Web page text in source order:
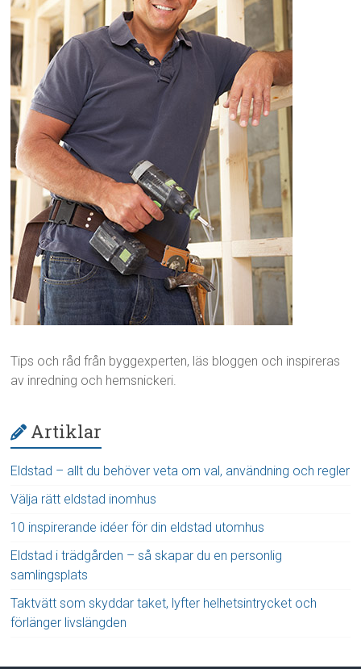
Tips och råd från byggexperten, läs bloggen och inspireras
av inredning och hemsnickeri.
Artiklar
Eldstad – allt du behöver veta om val, användning och regler
Välja rätt eldstad inomhus
10 inspirerande idéer för din eldstad utomhus
Eldstad i trädgården – så skapar du en personlig
samlingsplats
Taktvätt som skyddar taket, lyfter helhetsintrycket och
förlänger livslängden